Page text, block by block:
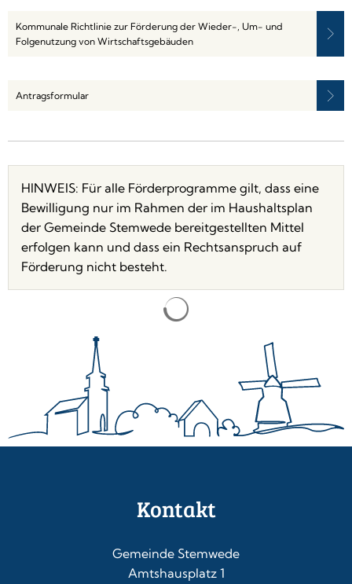
Kommunale Richtlinie zur Förderung der Wieder-, Um- und
Folgenutzung von Wirtschaftsgebäuden
Antragsformular
HINWEIS: Für alle Förderprogramme gilt, dass eine
Bewilligung nur im Rahmen der im Haushaltsplan
der Gemeinde Stemwede bereitgestellten Mittel
erfolgen kann und dass ein Rechtsanspruch auf
Förderung nicht besteht.
Kontakt
Gemeinde Stemwede
Amtshausplatz 1